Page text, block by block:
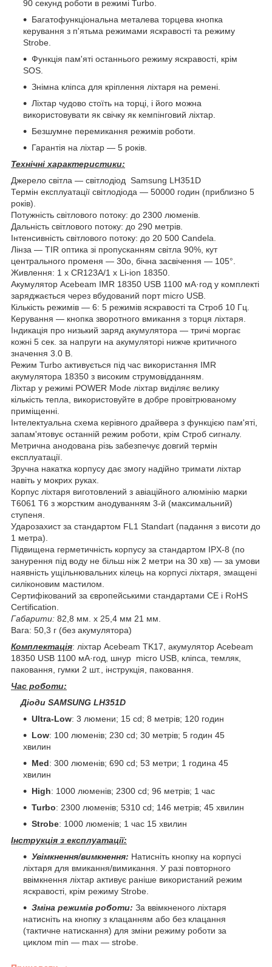
90 секунд роботи в режимі Turbo.
Багатофункціональна металева торцева кнопка
керування з п'ятьма режимами яскравості та режиму
Strobe.
Функція пам'яті останнього режиму яскравості, крім
SOS.
Знімна кліпса для кріплення ліхтаря на ремені.
Ліхтар чудово стоїть на торці, і його можна
використовувати як свічку як кемпінговий ліхтар.
Безшумне перемикання режимів роботи.
Гарантія на ліхтар — 5 років.
Технічні характеристики:
Джерело світла — світлодіод Samsung LH351D
Термін експлуатації світлодіода — 50000 годин (приблизно 5
років).
Потужність світлового потоку: до 2300 люменів.
Дальність світлового потоку: до 290 метрів.
Інтенсивність світлового потоку: до 20 500 Candela.
Лінза — TIR оптика зі пропусканням світла 90%, кут
центрального променя — 30o, бічна засвічення — 105°.
Живлення: 1 x CR123A/1 x Li-ion 18350.
Акумулятор Acebeam IMR 18350 USB 1100 мА·год у комплекті
заряджається через вбудований порт micro USB.
Кількість режимів — 6: 5 режимів яскравості та Строб 10 Гц.
Керування — кнопка зворотного вмикання з торця ліхтаря.
Індикація про низький заряд акумулятора — тричі моргає
кожні 5 сек. за напруги на акумуляторі нижче критичного
значення 3.0 В.
Режим Turbo активується під час використання IMR
акумулятора 18350 з високим струмовідданням.
Ліхтар у режимі POWER Mode ліхтар виділяє велику
кількість тепла, використовуйте в добре провітрюваному
приміщенні.
Інтелектуальна схема керівного драйвера з функцією пам'яті,
запам'ятовує останній режим роботи, крім Строб сигналу.
Метрична анодована різь забезпечує довгий термін
експлуатації.
Зручна накатка корпусу дає змогу надійно тримати ліхтар
навіть у мокрих руках.
Корпус ліхтаря виготовлений з авіаційного алюмінію марки
Т6061 T6 з жорстким анодуванням 3-й (максимальний)
ступеня.
Ударозахист за стандартом FL1 Standart (падання з висоти до
1 метра).
Підвищена герметичність корпусу за стандартом IPX-8 (по
занурення під воду не більш ніж 2 метри на 30 хв) — за умови
наявність ущільнювальних кілець на корпусі ліхтаря, змащені
силіконовим мастилом.
Сертифікований за європейськими стандартами CE і RoHS
Certification.
Габарити: 82,8 мм. x 25,4 мм 21 мм.
Вага: 50,3 г (без акумулятора)
Комплектація: ліхтар Acebeam TK17, акумулятор Acebeam
18350 USB 1100 мА·год, шнур micro USB, кліпса, темляк,
паковання, гумки 2 шт., інструкція, паковання.
Час роботи:
Діоди SAMSUNG LH351D
Ultra-Low: 3 люмени; 15 cd; 8 метрів; 120 годин
Low: 100 люменів; 230 cd; 30 метрів; 5 годин 45
хвилин
Med: 300 люменів; 690 cd; 53 метри; 1 година 45
хвилин
High: 1000 люменів; 2300 cd; 96 метрів; 1 час
Turbo: 2300 люменів; 5310 cd; 146 метрів; 45 хвилин
Strobe: 1000 люменів; 1 час 15 хвилин
Інструкція з експлуатації:
Увімкнення/вимкнення: Натисніть кнопку на корпусі
ліхтаря для вмикання/вимикання. У разі повторного
ввімкнення ліхтар активує раніше використаний режим
яскравості, крім режиму Strobe.
Зміна режимів роботи: За ввімкненого ліхтаря
натисніть на кнопку з клацанням або без клацання
(тактичне натискання) для зміни режиму роботи за
циклом min — max — strobe.